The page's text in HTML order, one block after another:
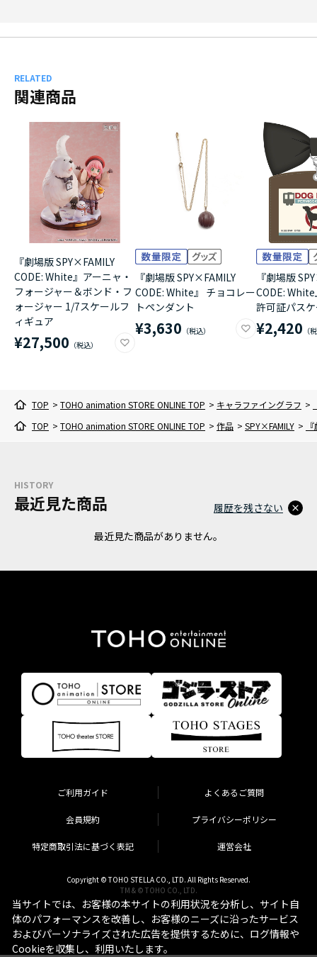
RELATED
関連商品
『劇場版 SPY×FAMILY
CODE: White』アーニャ・
フォージャー＆ボンド・フ
ォージャー 1/7スケールフ
ィギュア
¥27,500
『劇場版 SPY×FAMILY
CODE: White』 チョコレー
トペンダント
¥3,630
『劇場版
CODE:
許可証パス
¥2,420
TOP > TOHO animation STORE ONLINE TOP > キャラファイングラフ >
TOP > TOHO animation STORE ONLINE TOP > 作品 > SPY×FAMILY >
HISTORY
最近見た商品
最近見た商品がありません。
履歴を残さない
ご利用ガイド よくあるご質問
会員規約 プライバシーポリシー
特定商取引法に基づく表記 運営会社
Copyright © TOHO STELLA CO., LTD. All Rights Reserved.
TM & © TOHO CO., LTD.
当サイトでは、お客様の本サイトの利用状況を分析し、サイト自
体のパフォーマンスを改善し、お客様のニーズに沿ったサービス
およびパーソナライズされた広告を提供するために、ログ情報や
Cookieを収集し、利用いたします。